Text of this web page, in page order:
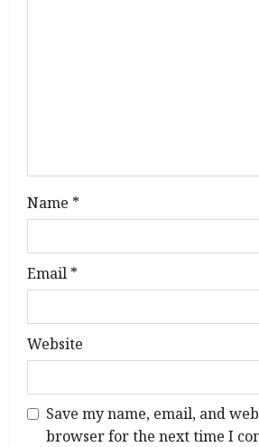
Name *
Email *
Website
Save my name, email, and
browser for the next time I